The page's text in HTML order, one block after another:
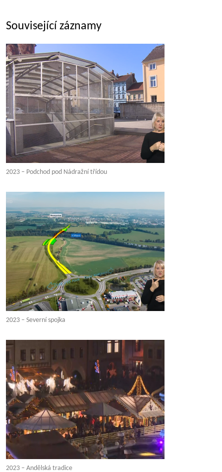
Související záznamy
2023 – Podchod pod Nádražní třídou
2023 – Severní spojka
2023 – Andělská tradice